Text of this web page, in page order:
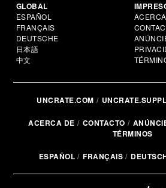
GLOBAL
ESPAÑOL
FRANÇAIS
DEUTSCHE
日本語
中文
UNCRATE.COM
ACERCA DE CONTACTO
TÉRMINOS
ESPAÑOL FRANÇAIS